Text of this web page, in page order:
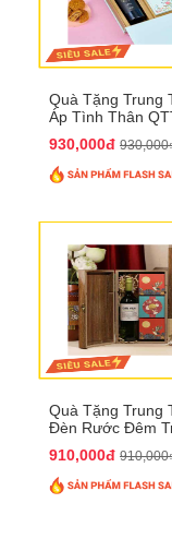
Quà Tặng Trung
Áp Tình Thân
930,000đ
Quà Tặng Trung
Đèn Rước Đêm
910,000đ